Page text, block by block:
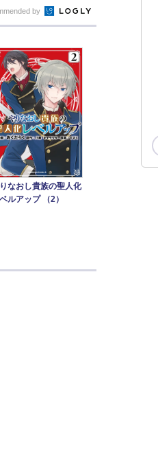
by
なおし貴族の聖人化
ルアップ （2）